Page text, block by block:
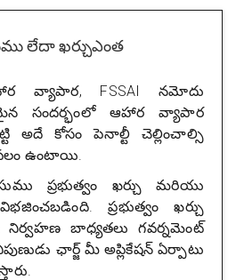
లేదా ఖర్చుఎంత
వ్యాపార, FSSAI నమోదు
సందర్భంలో ఆహార వ్యాపార
అదే కోసం పెనాల్టీ చెల్లించాల్సి
ఉంటాయి.
ప్రభుత్వం ఖర్చు మరియు
ప్రభుత్వం ఖర్చు
నిర్వహణ బాధ్యతలు గవర్నమెంట్
ఛార్జ్ మీ అప్లికేషన్ ఏర్పాటు